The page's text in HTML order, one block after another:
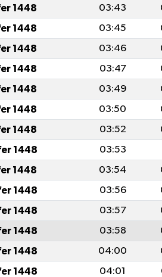
1448 03:43
1448 03:45
1448 03:46
1448 03:47
1448 03:49
1448 03:50
1448 03:52
1448 03:53
1448 03:54
1448 03:56
1448 03:57
1448 03:58
1448 04:00
1448 04:01